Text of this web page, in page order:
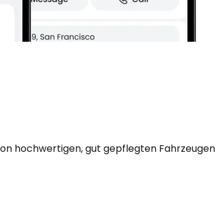
hochwertigen, gut gepflegten